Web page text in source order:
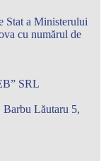
Stat a Ministerului
cu numărul de
SRL
Barbu Lăutaru 5,